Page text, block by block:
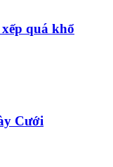
quá khổ
Cưới